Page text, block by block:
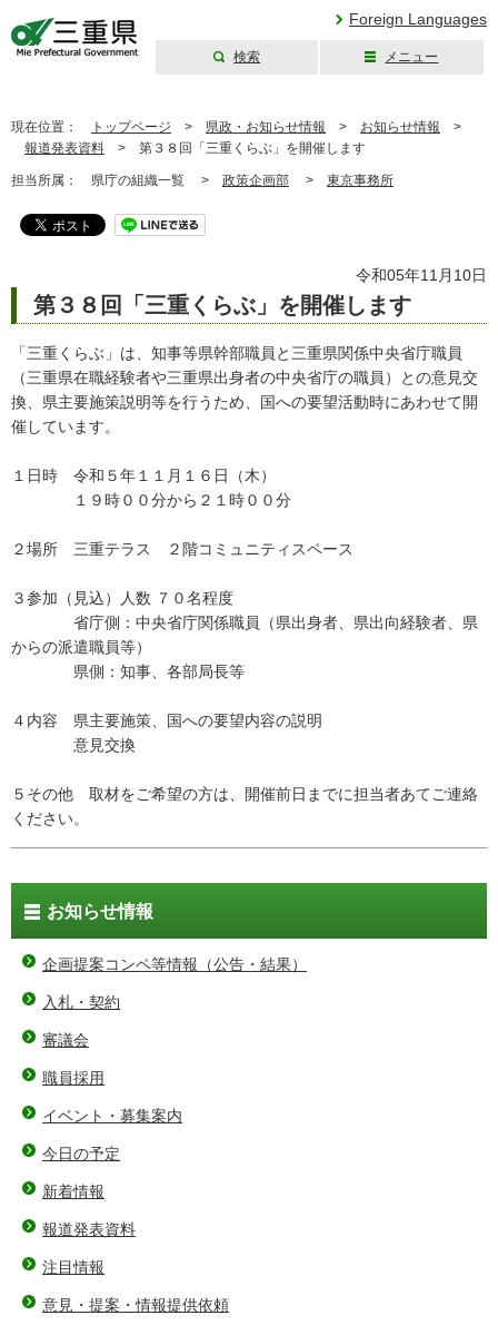
Foreign Languages
検索 メニュー
現在位置： トップページ > 県政・お知らせ情報 > お知らせ情報 >
報道発表資料 > 第３８回「三重くらぶ」を開催します
担当所属： 県庁の組織一覧 > 政策企画部 > 東京事務所
令和05年11月10日
第３８回「三重くらぶ」を開催します
「三重くらぶ」は、知事等県幹部職員と三重県関係中央省庁職員
（三重県在職経験者や三重県出身者の中央省庁の職員）との意見交
換、県主要施策説明等を行うため、国への要望活動時にあわせて開
催しています。
１日時 令和５年１１月１６日（木）
１９時００分から２１時００分
２場所 三重テラス ２階コミュニティスペース
３参加（見込）人数 ７０名程度
省庁側：中央省庁関係職員（県出身者、県出向経験者、県
からの派遣職員等）
県側：知事、各部局長等
４内容 県主要施策、国への要望内容の説明
意見交換
５その他 取材をご希望の方は、開催前日までに担当者あてご連絡
ください。
お知らせ情報
企画提案コンペ等情報（公告・結果）
入札・契約
審議会
職員採用
イベント・募集案内
今日の予定
新着情報
報道発表資料
注目情報
意見・提案・情報提供依頼